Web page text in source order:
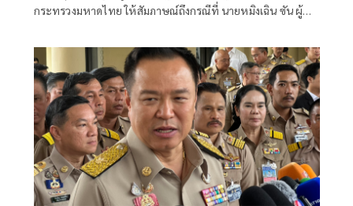
กระทรวงมหาดไทย ให้สัมภาษณ์ถึงกรณีที่ นายหมิงเฉิน ซัน ผู้
มั่นคง เกี่ยวข้องกับนักการเมืองในไทยหรือไม่ ว่า อยู่ระหว่างการ
สอบสวน ส่